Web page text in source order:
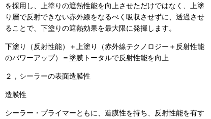
を採用し、上塗りの遮熱性能を向上させただけではなく、上塗
り層で反射できない赤外線をなるべく吸収させずに、透過させ
ることで、下塗りの遮熱効果を最大限に発揮します。
下塗り（反射性能）＋上塗り（赤外線テクノロジー＋反射性能
のパワーアップ）＝塗膜トータルで反射性能を向上
２，シーラーの表面造膜性
造膜性
シーラー・プライマーともに、造膜性を持ち、反射性能を有す